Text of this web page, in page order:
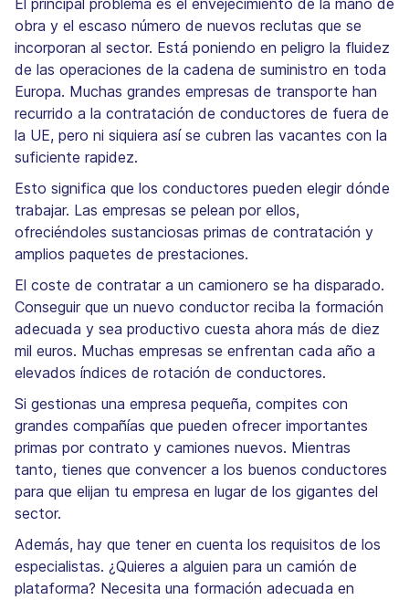
El principal problema es el envejecimiento de la mano de
obra y el escaso número de nuevos reclutas que se
incorporan al sector. Está poniendo en peligro la fluidez
de las operaciones de la cadena de suministro en toda
Europa. Muchas grandes empresas de transporte han
recurrido a la contratación de conductores de fuera de
la UE, pero ni siquiera así se cubren las vacantes con la
suficiente rapidez.
Esto significa que los conductores pueden elegir dónde
trabajar. Las empresas se pelean por ellos,
ofreciéndoles sustanciosas primas de contratación y
amplios paquetes de prestaciones.
El coste de contratar a un camionero se ha disparado.
Conseguir que un nuevo conductor reciba la formación
adecuada y sea productivo cuesta ahora más de diez
mil euros. Muchas empresas se enfrentan cada año a
elevados índices de rotación de conductores.
Si gestionas una empresa pequeña, compites con
grandes compañías que pueden ofrecer importantes
primas por contrato y camiones nuevos. Mientras
tanto, tienes que convencer a los buenos conductores
para que elijan tu empresa en lugar de los gigantes del
sector.
Además, hay que tener en cuenta los requisitos de los
especialistas. ¿Quieres a alguien para un camión de
plataforma? Necesita una formación adecuada en